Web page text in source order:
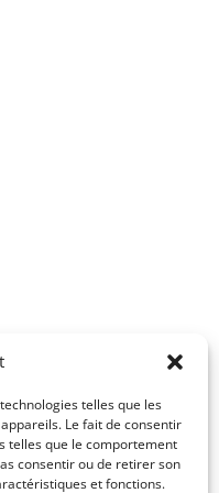
telles que les
Le fait de consentir
telles que le comportement
consentir ou de retirer son
et fonctions.